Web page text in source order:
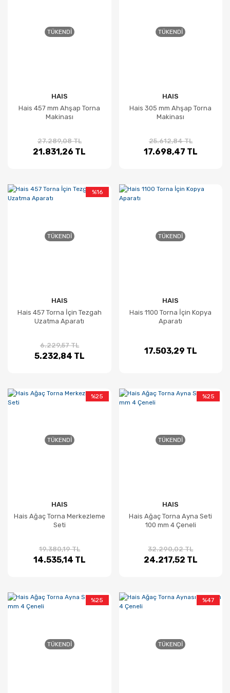
TÜKENDI
HAIS
Hais 457 mm Ahşap Torna
Makinası
27.289,08 TL
21.831,26 TL
TÜKENDI
HAIS
Hais 305 mm Ahşap Torna
Makinası
25.612,84 TL
17.698,47 TL
%16
TÜKENDI
HAIS
Hais 457 Torna İçin Tezgah
Uzatma Aparatı
6.229,57 TL
5.232,84 TL
TÜKENDI
HAIS
Hais 1100 Torna İçin Kopya
Aparatı
17.503,29 TL
%25
TÜKENDI
HAIS
Hais Ağaç Torna Merkezleme
Seti
19.380,19 TL
14.535,14 TL
%25
TÜKENDI
HAIS
Hais Ağaç Torna Ayna Seti
100 mm 4 Çeneli
32.290,02 TL
24.217,52 TL
%25
TÜKENDI
%47
TÜKENDI